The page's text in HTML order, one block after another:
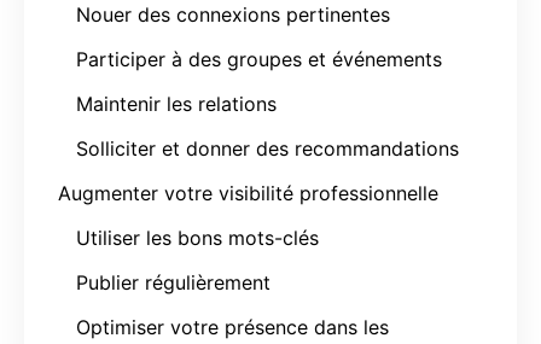
Nouer des connexions pertinentes
Participer à des groupes et événements
Maintenir les relations
Solliciter et donner des recommandations
Augmenter votre visibilité professionnelle
Utiliser les bons mots-clés
Publier régulièrement
Optimiser votre présence dans les